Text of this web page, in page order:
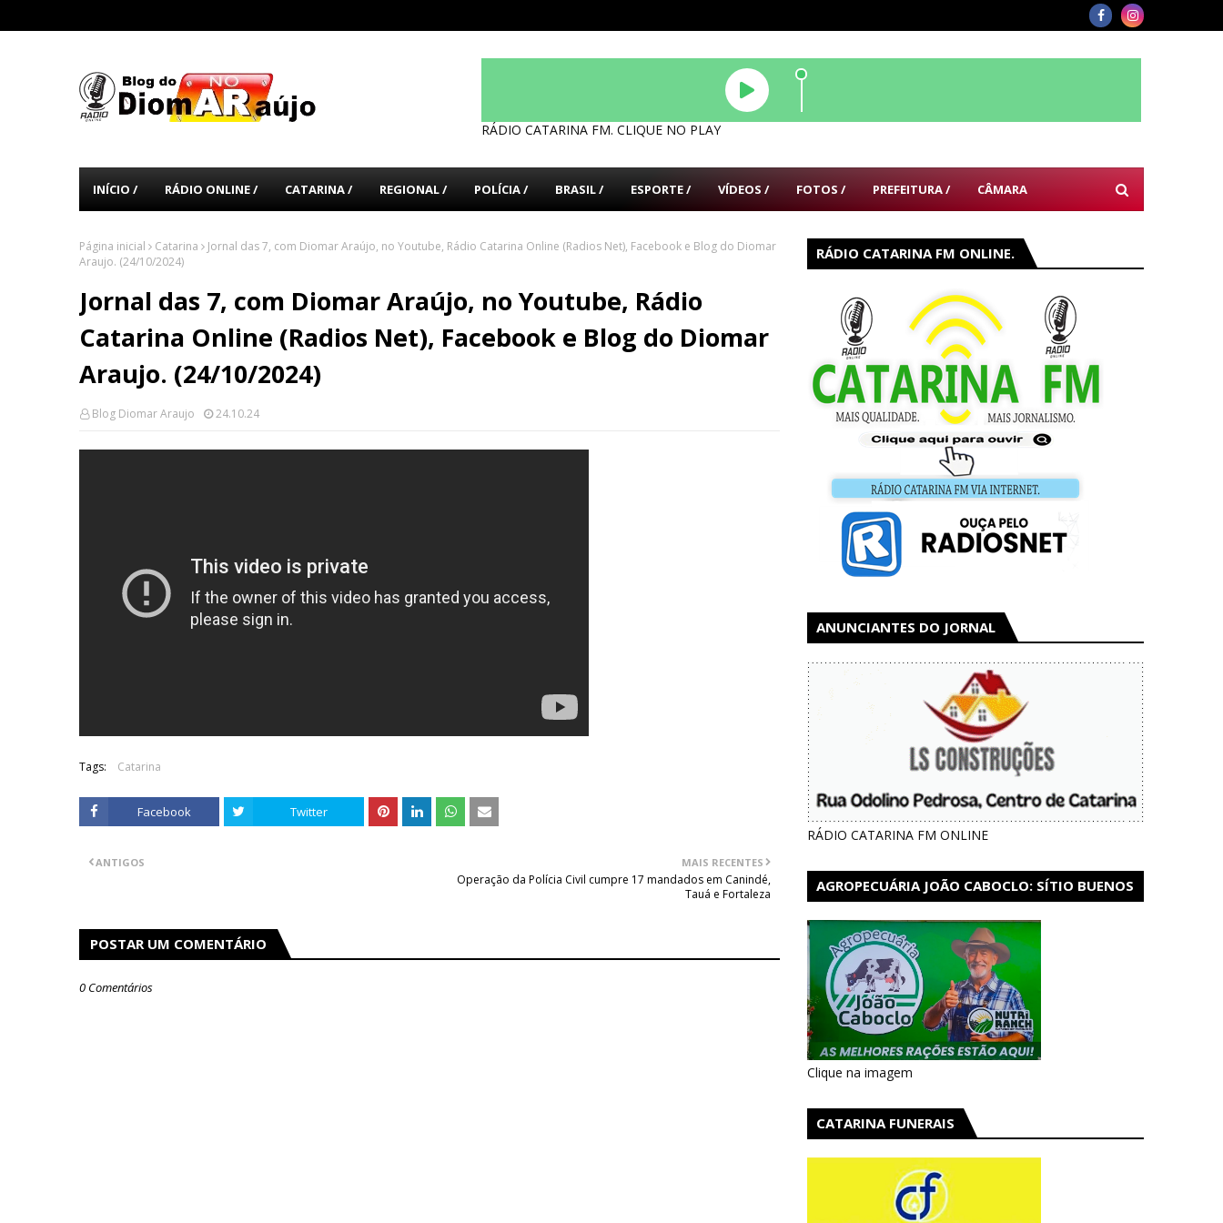
RÁDIO CATARINA FM. CLIQUE NO PLAY
INÍCIO / RÁDIO ONLINE / CATARINA / REGIONAL / POLÍCIA / BRASIL / ESPORTE / VÍDEOS / FOTOS / PREFEITURA / CÂMARA
Página inicial Catarina
Jornal das 7, com Diomar Araújo, no Youtube, Rádio Catarina Online (Radios Net), Facebook e Blog do Diomar
Araujo. (24/10/2024)
Jornal das 7, com Diomar Araújo, no Youtube, Rádio
Catarina Online (Radios Net), Facebook e Blog do Diomar
Araujo. (24/10/2024)
Blog Diomar Araujo 24.10.24
Tags: Catarina
Facebook Twitter
MAIS RECENTES
Operação da Polícia Civil cumpre 17 mandados em Canindé,
Tauá e Fortaleza
ANTIGOS
POSTAR UM COMENTÁRIO
0 Comentários
RÁDIO CATARINA FM ONLINE.
ANUNCIANTES DO JORNAL
RÁDIO CATARINA FM ONLINE
AGROPECUÁRIA JOÃO CABOCLO: SÍTIO BUENOS
Clique na imagem
CATARINA FUNERAIS